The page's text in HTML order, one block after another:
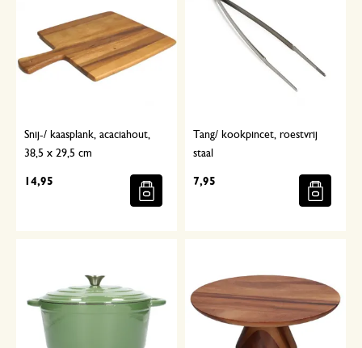
Snij-/ kaasplank, acaciahout,
38,5 x 29,5 cm
14,95
Tang/ kookpincet, roestvrij
staal
7,95